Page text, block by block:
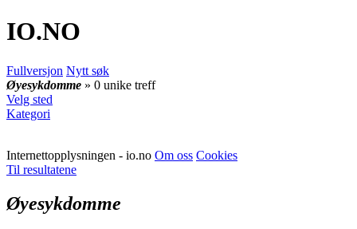
IO.NO
Fullversjon Nytt søk
Øyesykdomme » 0 unike treff
Velg sted
Kategori
Internettopplysningen - io.no Om oss Cookies
Til resultatene
Øyesykdomme